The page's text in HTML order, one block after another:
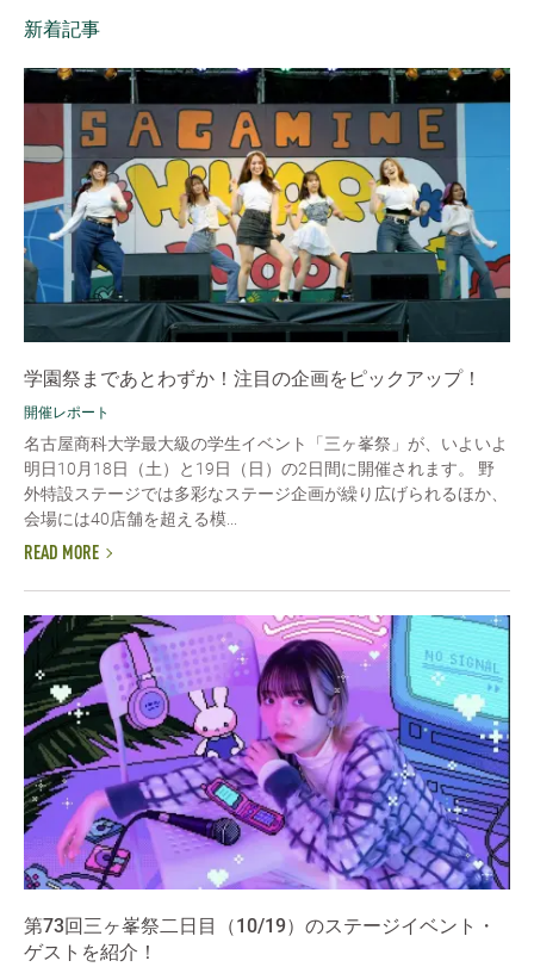
新着記事
学園祭まであとわずか！注目の企画をピックアップ！
開催レポート
名古屋商科大学最大級の学生イベント「三ヶ峯祭」が、いよいよ
明日10月18日（土）と19日（日）の2日間に開催されます。 野
外特設ステージでは多彩なステージ企画が繰り広げられるほか、
会場には40店舗を超える模...
READ MORE
第73回三ヶ峯祭二日目（10/19）のステージイベント・
ゲストを紹介！